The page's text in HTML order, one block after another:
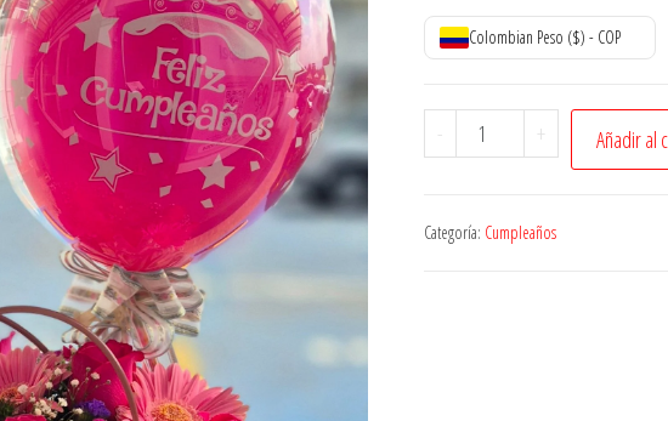
Colombian Peso ($) - COP
-
Bolsa
floral
+ Añadir al
Categoría: Cumpleaños